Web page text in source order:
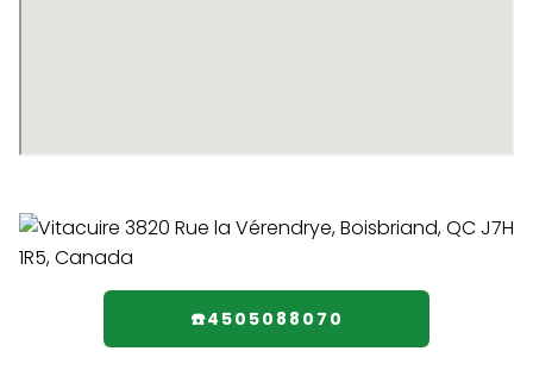
☎️4505088070